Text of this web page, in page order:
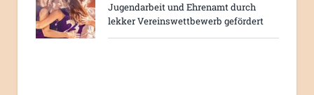
Jugendarbeit und Ehrenamt durch
lekker Vereinswettbewerb gefördert